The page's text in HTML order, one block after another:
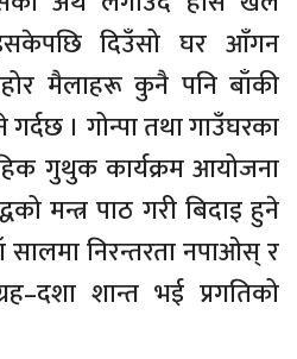
दिउँसो घर आँगन
मैलाहरू कुनै पनि बाँकी
। गोन्पा तथा गाउँघरका
गुथुक कार्यक्रम आयोजना
मन्त्र पाठ गरी बिदाइ हुने
निरन्तरता नपाओस् र
शान्त भई प्रगतिको